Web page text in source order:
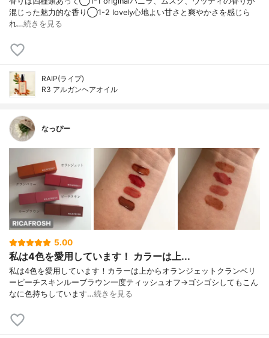
混じった魅力的な香り◯1-2 lovely心地よい甘さと爽やかさを感じら
れ…続きを見る
RAIP(ライプ)
R3 アルガンヘアオイル
なっぴー
5.00
私は4色を愛用しています！ カラーは上...
私は4色を愛用しています！カラーは上からオランジェットクランベリ
ーピーチスキンルーブラウン一度ティッシュオフ→ゴシゴシしてもこん
なに色持ちしています…続きを見る